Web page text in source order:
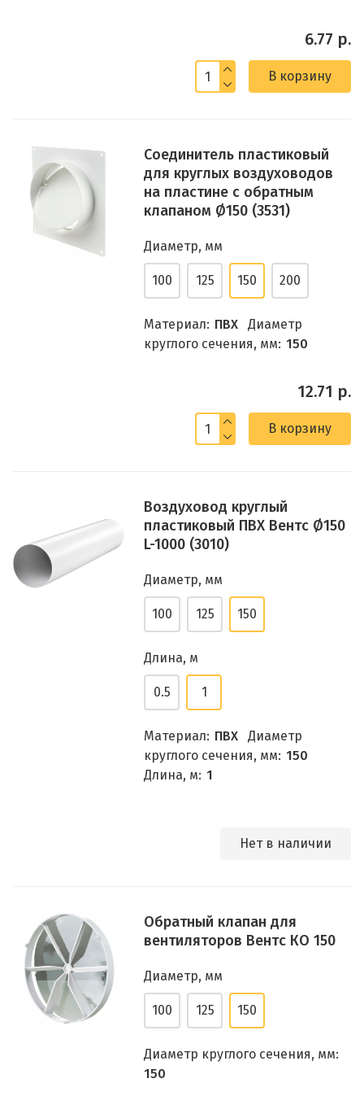
6.77 р.
В корзину
Соединитель пластиковый
для круглых воздуховодов
на пластине с обратным
клапаном Ø150 (3531)
Диаметр, мм
100 125 150 200
Материал: ПВХ
Диаметр
круглого сечения, мм: 150
12.71 р.
В корзину
Воздуховод круглый
пластиковый ПВХ Вентс Ø150
L-1000 (3010)
Диаметр, мм
100 125 150
Длина, м
0.5 1
Материал: ПВХ
Диаметр
круглого сечения, мм: 150
Длина, м: 1
Нет в наличии
Обратный клапан для
вентиляторов Вентс КО 150
Диаметр, мм
100 125 150
Диаметр круглого сечения, мм:
150